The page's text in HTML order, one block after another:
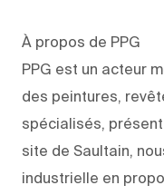
À propos de PPG
PPG est un acteur
des peintures,
spécialisés,
site de Saultain,
industrielle en